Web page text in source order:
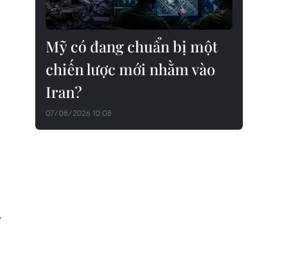
Mỹ có đang chuẩn bị một
chiến lược mới nhằm vào
Iran?
07/08/2026 10:08